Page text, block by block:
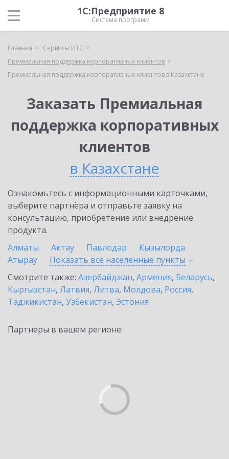
1С:Предприятие 8
Система программ
Главная
Сервисы ИТС
Премиальная поддержка корпоративных клиентов
Премиальная поддержка корпоративных клиентов в Казахстане
Заказать Премиальная
поддержка корпоративных
клиентов
в Казахстане
Ознакомьтесь с информационными карточками,
выберите партнёра и отправьте заявку на
консультацию, приобретение или внедрение
продукта.
Алматы
Актау Павлодар
Кызылорда
Атырау
Показать все населенные пункты
Смотрите также: Азербайджан, Армения, Беларусь,
Кыргызстан, Латвия, Литва, Молдова, Россия,
Таджикистан, Узбекистан, Эстония
Партнеры в вашем регионе: